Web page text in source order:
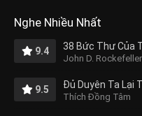
Nghe Nhiều Nhất
9.4 38 Bức Thư Của
John D. Rockefeller
9.5 Đủ Duyên Ta Lại
Thích Đồng Tâm